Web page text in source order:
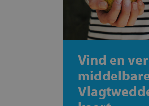
Vind en